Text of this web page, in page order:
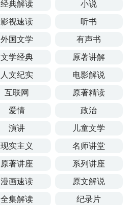
经典解读
小说
影视速读
听书
外国文学
有声书
文学经典
原著讲解
人文纪实
电影解说
互联网
原著精读
爱情
政治
演讲
儿童文学
现实主义
名师讲堂
原著讲座
系列讲座
漫画速读
原文解说
全集解读
纪录片